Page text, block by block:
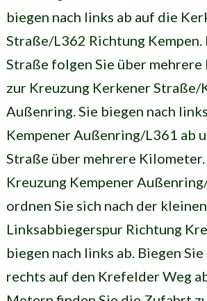
biegen nach links ab auf die
Straße/L362 Richtung
Straße folgen Sie über
zur Kreuzung Kerkener Straße/
Außenring. Sie biegen nach
Kempener Außenring/L361 ab
Straße über mehrere
Kreuzung Kempener
ordnen Sie sich nach der
Linksabbiegerspur Richtung
biegen nach links ab. Biegen Sie
rechts auf den Krefelder Weg